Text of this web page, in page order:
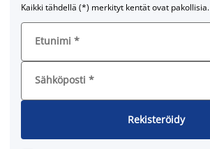
Kaikki tähdellä (*) merkityt kentät ovat pakollisia.
Etunimi *
Sähköposti *
Rekisteröidy